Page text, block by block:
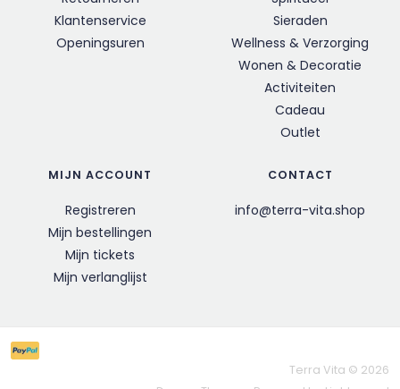
Klantenservice
Openingsuren
Sieraden
Wellness & Verzorging
Wonen & Decoratie
Activiteiten
Cadeau
Outlet
MIJN ACCOUNT
Registreren
Mijn bestellingen
Mijn tickets
Mijn verlanglijst
CONTACT
info@terra-vita.shop
Terra Vita © 2026